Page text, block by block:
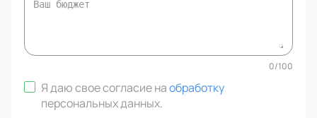
0/100
Я даю свое согласие наобработку
персональных данных.